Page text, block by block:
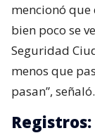
mencionó que
bien poco se
Seguridad
menos que
pasan”, señaló.
Registros: